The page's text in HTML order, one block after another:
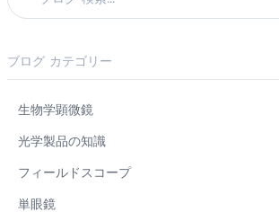
ブログ カテゴリー
生物学顕微鏡
光学製品の知識
フィールドスコープ
単眼鏡